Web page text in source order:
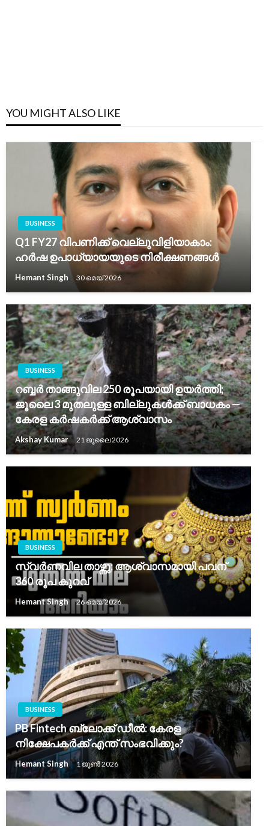
YOU MIGHT ALSO LIKE
BUSINESS
Q1 FY27 വിപണിക്ക് വെല്ലുവിളിയാകാം:
ഹർഷ ഉപാധ്യായയുടെ നിരീക്ഷണങ്ങൾ
Hemant Singh 30 മെയ്‌ 2026
BUSINESS
റബ്ബർ താങ്ങുവില 250 രൂപയായി ഉയർത്തി;
ജൂലൈ 3 മുതലുള്ള ബില്ലുകൾക്ക് ബാധകം —
കേരള കർഷകർക്ക് ആശ്വാസം
Akshay Kumar 21 ജൂലൈ 2026
BUSINESS
സ്വർണവില താഴ്ന്നു; ആശ്വാസമായി പവന്
360 രൂപ കുറവ്
Hemant Singh 26 മെയ്‌ 2026
BUSINESS
PB Fintech ബ്ലോക്ക് ഡീൽ: കേരള
നിക്ഷേപകർക്ക് എന്ത് സംഭവിക്കും?
Hemant Singh 1 ജൂൺ 2026